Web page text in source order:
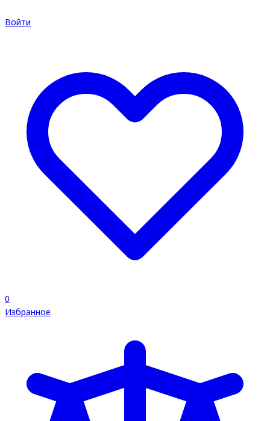
Войти
0
Избранное